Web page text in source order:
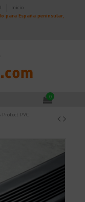
Inicio
para España peninsular,
0
Protect PVC